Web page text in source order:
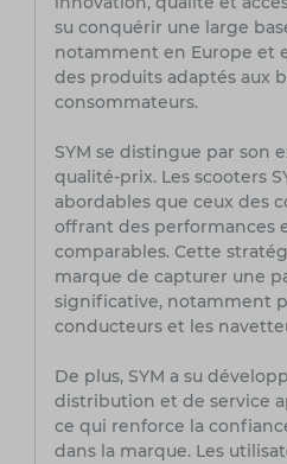
su conquérir une large
notamment en Europe et
des produits adaptés aux
consommateurs.
SYM se distingue par son
qualité-prix. Les scooters
abordables que ceux des
offrant des performances
comparables. Cette
marque de capturer une
significative, notamment
conducteurs et les
De plus, SYM a su
distribution et de service
ce qui renforce la
dans la marque. Les